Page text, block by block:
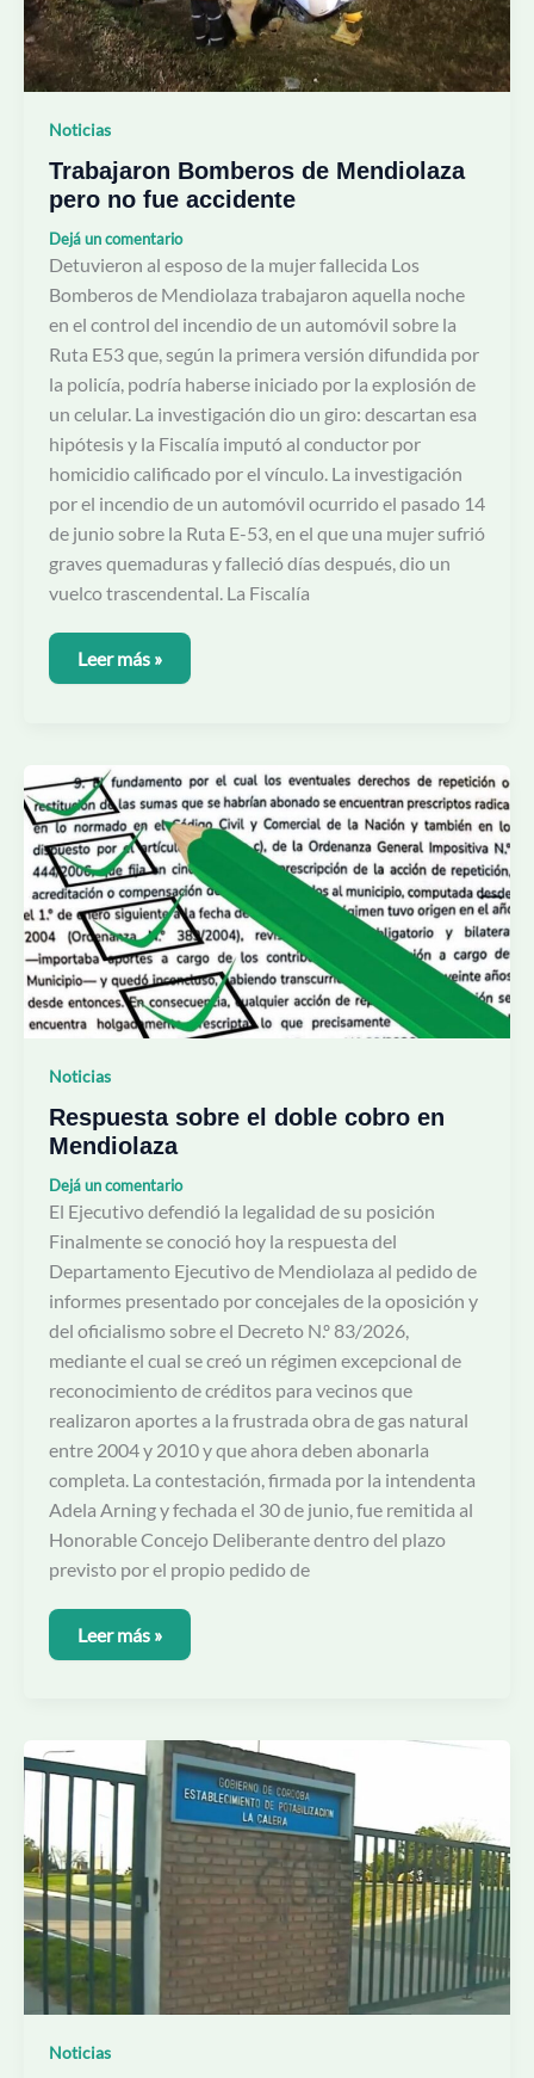
Noticias
Trabajaron Bomberos de Mendiolaza
pero no fue accidente
Dejá un comentario
Detuvieron al esposo de la mujer fallecida Los
Bomberos de Mendiolaza trabajaron aquella noche
en el control del incendio de un automóvil sobre la
Ruta E53 que, según la primera versión difundida por
la policía, podría haberse iniciado por la explosión de
un celular. La investigación dio un giro: descartan esa
hipótesis y la Fiscalía imputó al conductor por
homicidio calificado por el vínculo. La investigación
por el incendio de un automóvil ocurrido el pasado 14
de junio sobre la Ruta E-53, en el que una mujer sufrió
graves quemaduras y falleció días después, dio un
vuelco trascendental. La Fiscalía
Leer más »
Noticias
Respuesta sobre el doble cobro en
Mendiolaza
Dejá un comentario
El Ejecutivo defendió la legalidad de su posición
Finalmente se conoció hoy la respuesta del
Departamento Ejecutivo de Mendiolaza al pedido de
informes presentado por concejales de la oposición y
del oficialismo sobre el Decreto N.º 83/2026,
mediante el cual se creó un régimen excepcional de
reconocimiento de créditos para vecinos que
realizaron aportes a la frustrada obra de gas natural
entre 2004 y 2010 y que ahora deben abonarla
completa. La contestación, firmada por la intendenta
Adela Arning y fechada el 30 de junio, fue remitida al
Honorable Concejo Deliberante dentro del plazo
previsto por el propio pedido de
Respuesta
sobre
el
doble
cobro
en
Mendiolaza
Leer más »
Noticias
suministro
de
agua
Mendiolaza